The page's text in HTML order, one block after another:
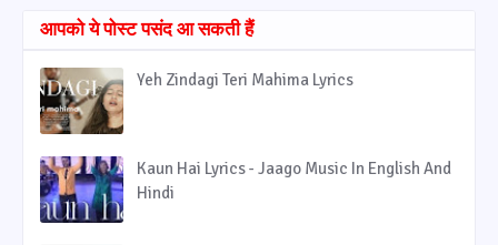
आपको ये पोस्ट पसंद आ सकती हैं
Yeh Zindagi Teri Mahima Lyrics
Kaun Hai Lyrics - Jaago Music In English And
Hindi